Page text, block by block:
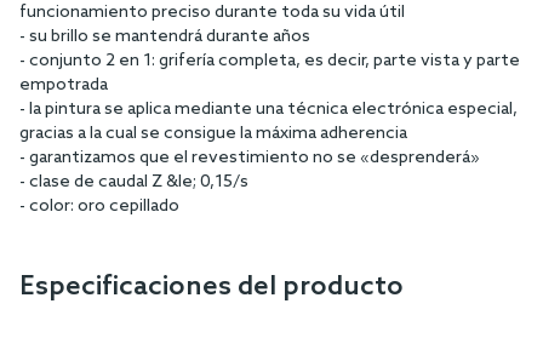
funcionamiento preciso durante toda su vida útil
- su brillo se mantendrá durante años
- conjunto 2 en 1: grifería completa, es decir, parte vista y parte
empotrada
- la pintura se aplica mediante una técnica electrónica especial,
gracias a la cual se consigue la máxima adherencia
- garantizamos que el revestimiento no se «desprenderá»
- clase de caudal Z &le; 0,15/s
- color: oro cepillado
Especificaciones del producto